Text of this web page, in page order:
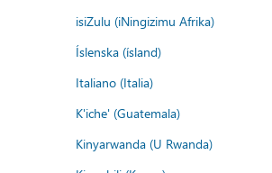
isiZulu (iNingizimu Afrika)
Íslenska (ísland)
Italiano (Italia)
K'iche' (Guatemala)
Kinyarwanda (U Rwanda)